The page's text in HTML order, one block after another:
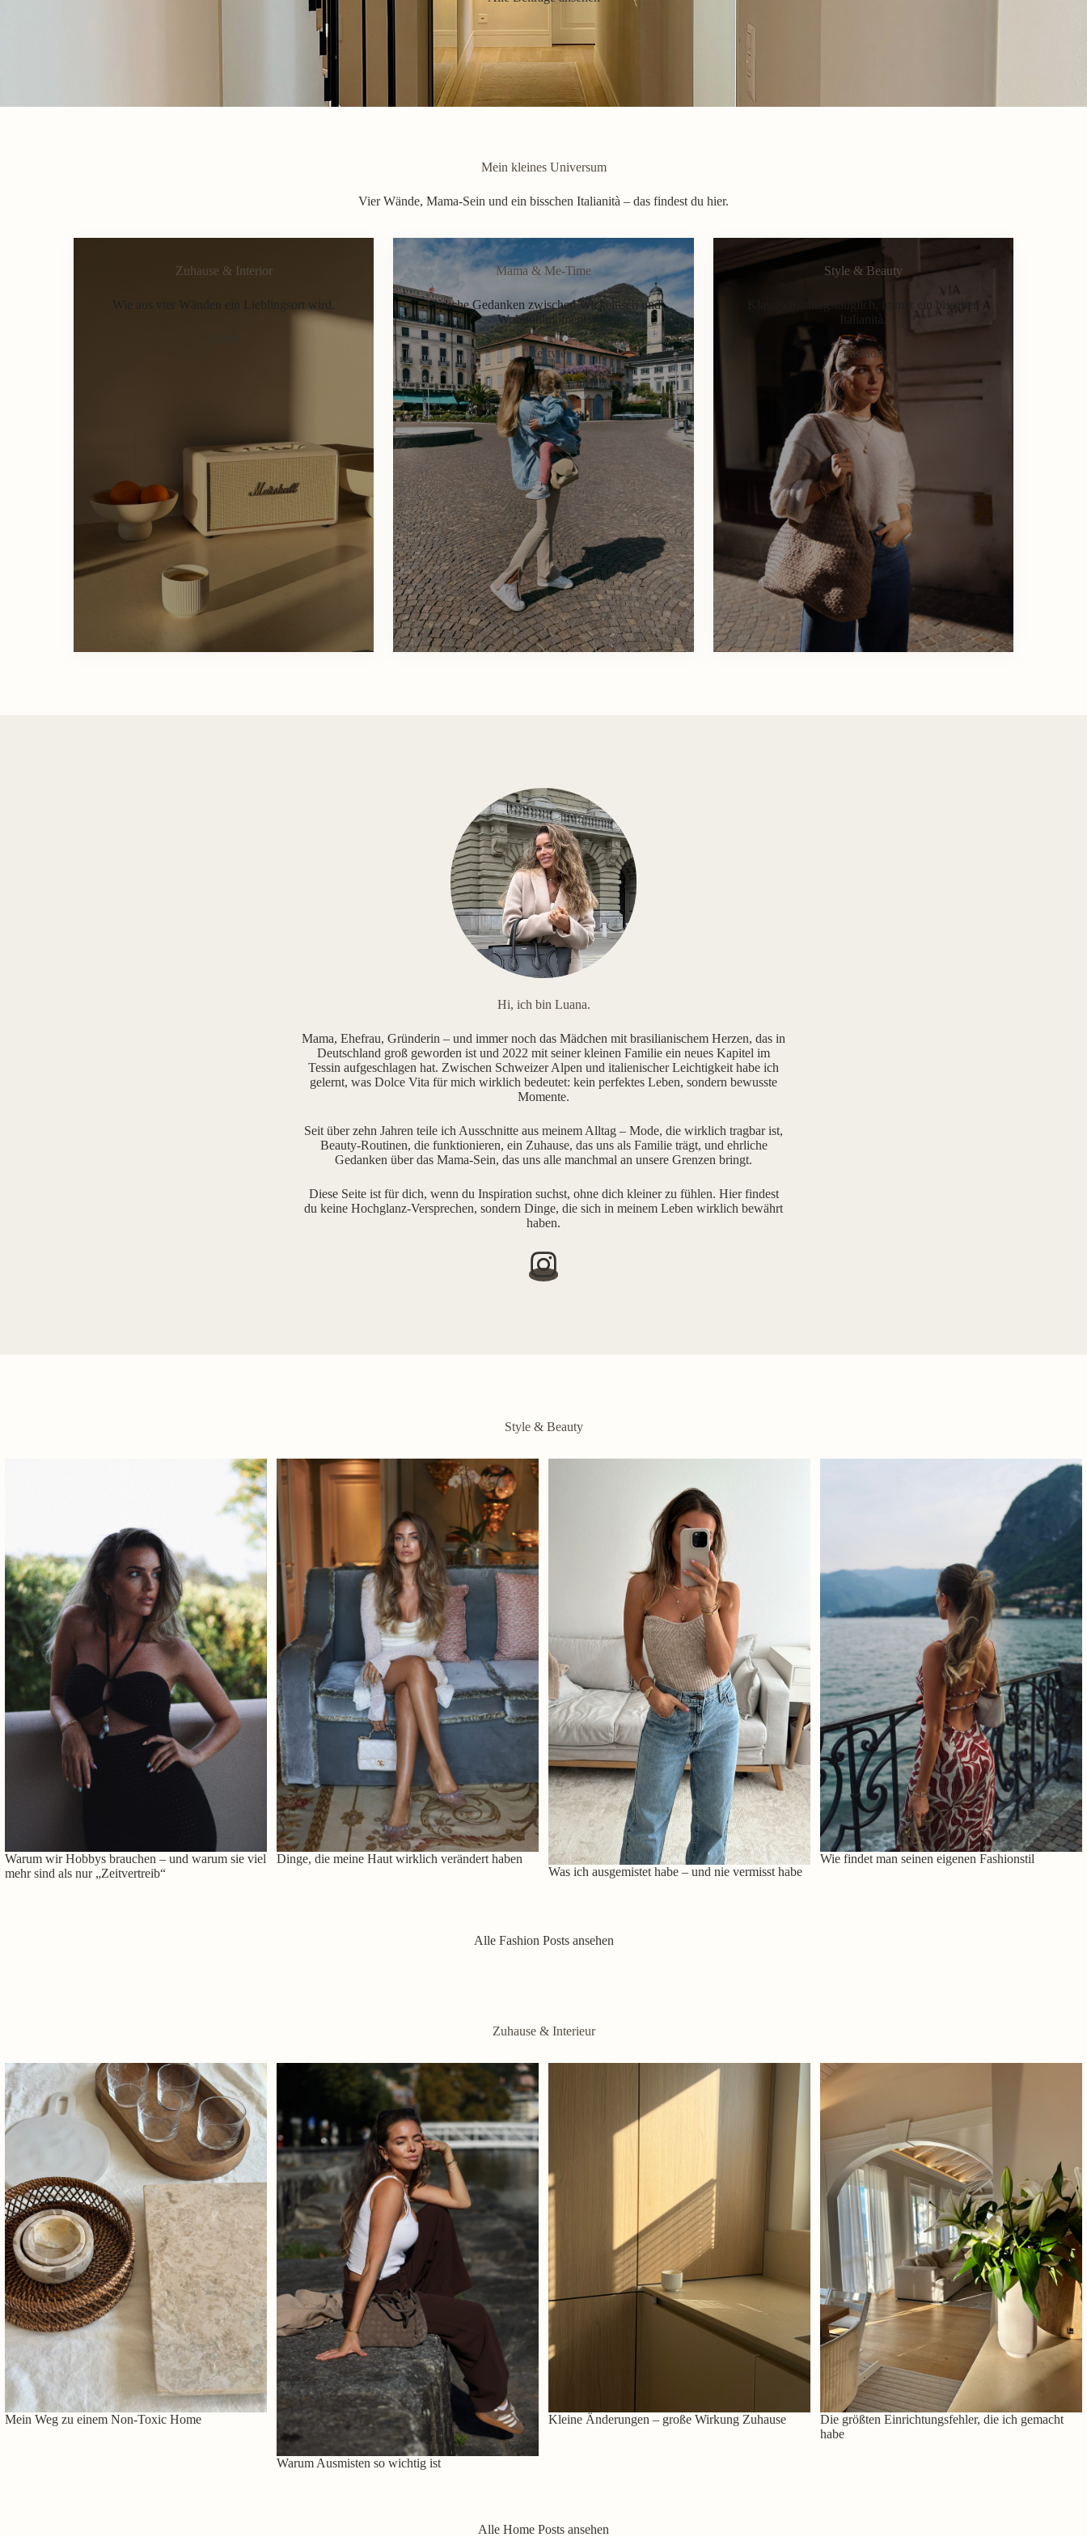
Mein kleines Universum
Vier Wände, Mama-Sein und ein bisschen Italianità – das findest du hier.
Zuhause & Interior
Wie aus vier Wänden ein Lieblingsort wird.
Mama & Me-Time
Ehrliche Gedanken zwischen Wickeltisch und
Wohlfühlmoment.
Lifestyle
Style & Beauty
Klassisch, alltagstauglich, immer ein bisschen
Italianità.
Fashion
Hi, ich bin Luana.
Mama, Ehefrau, Gründerin – und immer noch das Mädchen mit brasilianischem Herzen, das in
Deutschland groß geworden ist und 2022 mit seiner kleinen Familie ein neues Kapitel im
Tessin aufgeschlagen hat. Zwischen Schweizer Alpen und italienischer Leichtigkeit habe ich
gelernt, was Dolce Vita für mich wirklich bedeutet: kein perfektes Leben, sondern bewusste
Momente.
Seit über zehn Jahren teile ich Ausschnitte aus meinem Alltag – Mode, die wirklich tragbar ist,
Beauty-Routinen, die funktionieren, ein Zuhause, das uns als Familie trägt, und ehrliche
Gedanken über das Mama-Sein, das uns alle manchmal an unsere Grenzen bringt.
Diese Seite ist für dich, wenn du Inspiration suchst, ohne dich kleiner zu fühlen. Hier findest
du keine Hochglanz-Versprechen, sondern Dinge, die sich in meinem Leben wirklich bewährt
haben.
Style & Beauty
Warum wir Hobbys brauchen – und warum sie viel
mehr sind als nur „Zeitvertreib“
Dinge, die meine Haut wirklich verändert haben
Was ich ausgemistet habe – und nie vermisst habe
Wie findet man seinen eigenen Fashionstil
Alle Fashion Posts ansehen
Zuhause & Interieur
Mein Weg zu einem Non-Toxic Home
Warum Ausmisten so wichtig ist
Kleine Änderungen – große Wirkung Zuhause
Die größten Einrichtungsfehler, die ich gemacht
habe
Alle Home Posts ansehen